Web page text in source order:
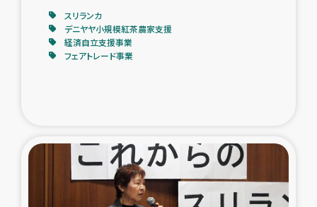
令和6年能登半島地震 緊急支援
国内避難民への物資配付および教育支援
漁民によるマングローブ植林活動
レバノンでのシリア難民への食糧・越冬支援
スリランカ
デニヤヤ小規模紅茶農家支援
経済自立支援事業
フェアトレード事業